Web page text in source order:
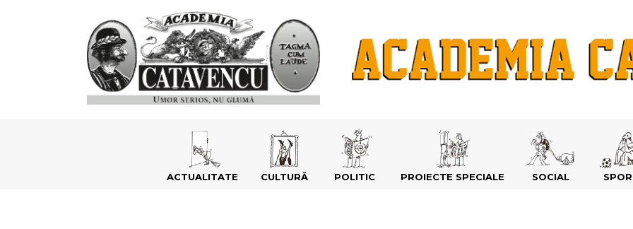
ACTUALITATE CULTURĂ POLITIC PROIECTE SPECIALE SOCIAL